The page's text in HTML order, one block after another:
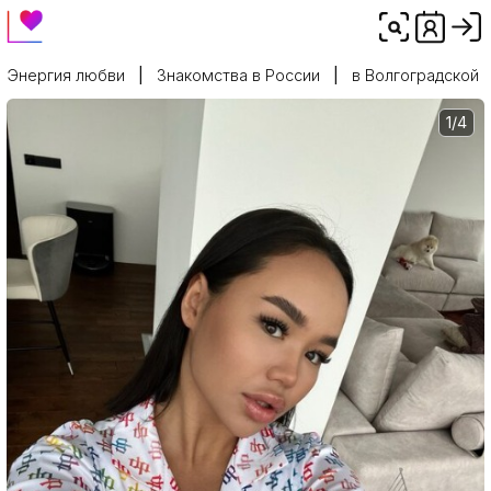
Энергия любви Знакомства в России в Волгоградской
1/4